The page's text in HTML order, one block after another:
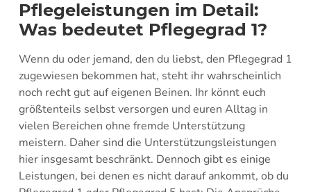
Pflegeleistungen im Detail:
Was bedeutet Pflegegrad 1?
Wenn du oder jemand, den du liebst, den Pflegegrad 1
zugewiesen bekommen hat, steht ihr wahrscheinlich
noch recht gut auf eigenen Beinen. Ihr könnt euch
größtenteils selbst versorgen und euren Alltag in
vielen Bereichen ohne fremde Unterstützung
meistern. Daher sind die Unterstützungsleistungen
hier insgesamt beschränkt. Dennoch gibt es einige
Leistungen, bei denen es nicht darauf ankommt, ob du